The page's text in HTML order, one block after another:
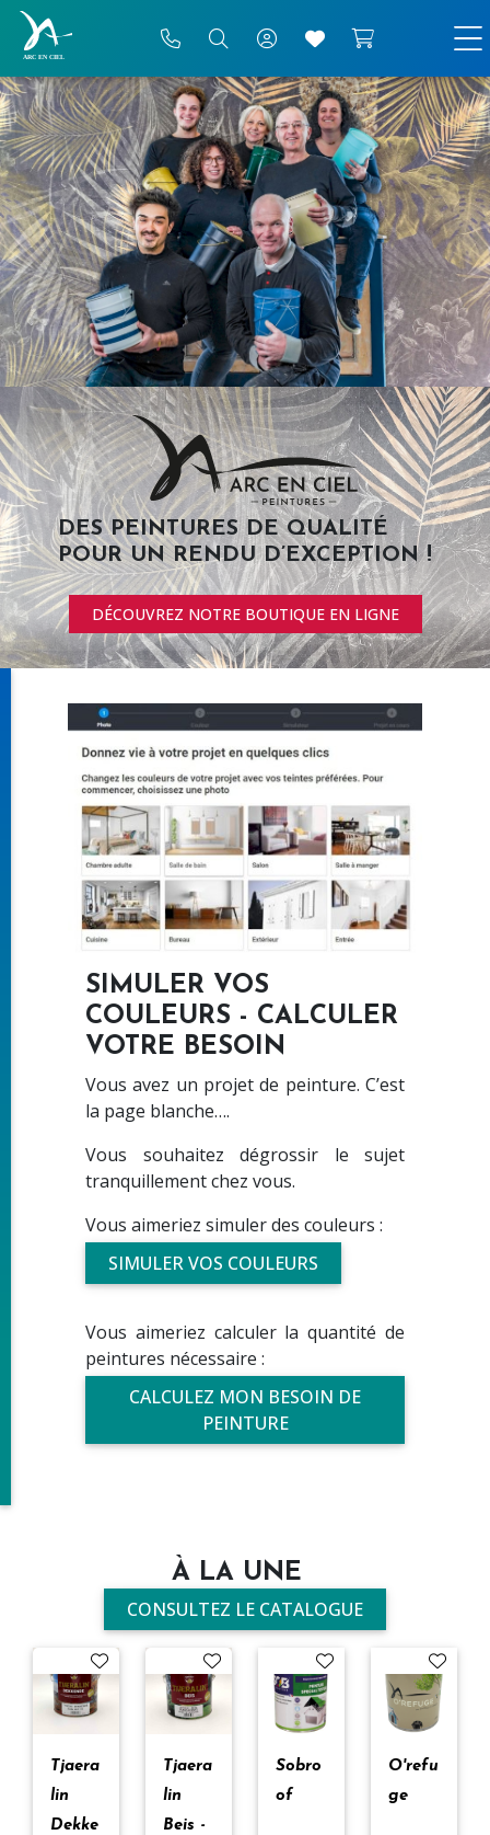
DES PEINTURES DE QUALITÉ
POUR UN RENDU D’EXCEPTION !
DÉCOUVREZ NOTRE BOUTIQUE EN LIGNE
SIMULER VOS
COULEURS - CALCULER
VOTRE BESOIN
Vous avez un projet de peinture. C’est
la page blanche….
Vous souhaitez dégrossir le sujet
tranquillement chez vous.
Vous aimeriez simuler des couleurs :
SIMULER VOS COULEURS
Vous aimeriez calculer la quantité de
peintures nécessaire :
CALCULEZ MON BESOIN DE
PEINTURE
À LA UNE
CONSULTEZ LE CATALOGUE
Tjaera
lin
Dekke
Tjaera
lin
Beis -
Sobro
of
O'refu
ge